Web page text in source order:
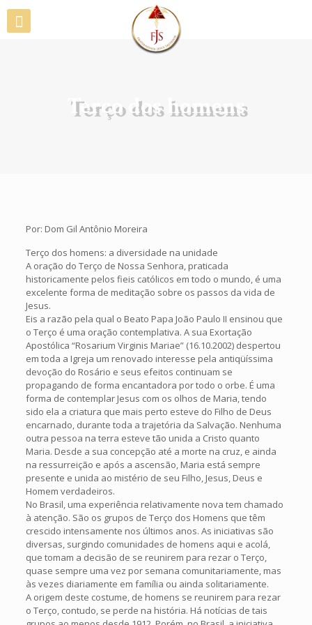
Terço dos homens
Por: Dom Gil Antônio Moreira
Terço dos homens: a diversidade na unidade
A oração do Terço de Nossa Senhora, praticada
historicamente pelos fieis católicos em todo o mundo, é uma
excelente forma de meditação sobre os passos da vida de
Jesus.
Eis a razão pela qual o Beato Papa João Paulo II ensinou que
o Terço é uma oração contemplativa. A sua Exortação
Apostólica “Rosarium Virginis Mariae” (16.10.2002) despertou
em toda a Igreja um renovado interesse pela antiqüíssima
devoção do Rosário e seus efeitos continuam se
propagando de forma encantadora por todo o orbe. É uma
forma de contemplar Jesus com os olhos de Maria, tendo
sido ela a criatura que mais perto esteve do Filho de Deus
encarnado, durante toda a trajetória da Salvação. Nenhuma
outra pessoa na terra esteve tão unida a Cristo quanto
Maria. Desde a sua concepção até a morte na cruz, e ainda
na ressurreição e após a ascensão, Maria está sempre
presente e unida ao mistério de seu Filho, Jesus, Deus e
Homem verdadeiros.
No Brasil, uma experiência relativamente nova tem chamado
à atenção. São os grupos de Terço dos Homens que têm
crescido intensamente nos últimos anos. As iniciativas são
diversas, surgindo comunidades de homens aqui e acolá,
que tomam a decisão de se reunirem para rezar o Terço,
quase sempre uma vez por semana comunitariamente, mas
às vezes diariamente em família ou ainda solitariamente.
A origem deste costume, de homens se reunirem para rezar
o Terço, contudo, se perde na história. Há notícias de tais